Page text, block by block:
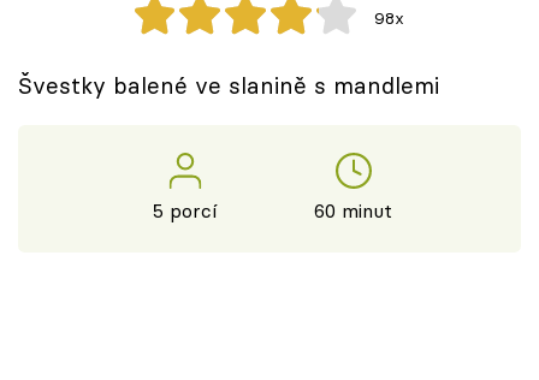
Těhotnej kuchař
Sledujte prima+
98x
Švestky balené ve slanině s mandlemi
5 porcí 60 minut